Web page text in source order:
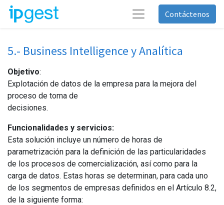
Contáctenos
5.- Business Intelligence y Analítica
Objetivo:
Explotación de datos de la empresa para la mejora del
proceso de toma de
decisiones.
Funcionalidades y servicios:
Esta solución incluye un número de horas de
parametrización para la definición de las particularidades
de los procesos de comercialización, así como para la
carga de datos. Estas horas se determinan, para cada uno
de los segmentos de empresas definidos en el Artículo 8.2,
de la siguiente forma: